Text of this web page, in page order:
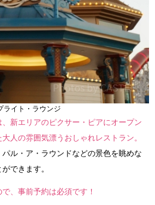
ライト・ラウンジ
、新エリアのピクサー・ピアにオープン
人の雰囲気漂うおしゃれレストラン。
ル・ア・ラウンドなどの景色を眺めな
できます。
、事前予約は必須です！